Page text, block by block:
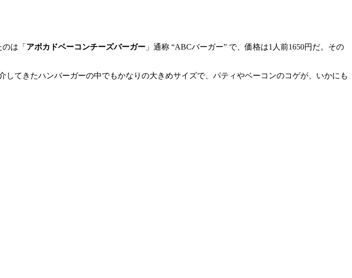
は「 アボカドベーコンチーズバーガー 」通称 “ABCバーガー” で、価格は1人前1650円だ。その
てきたハンバーガーの中でもかなりの大きめサイズで、パティやベーコンのコゲが、いかにも